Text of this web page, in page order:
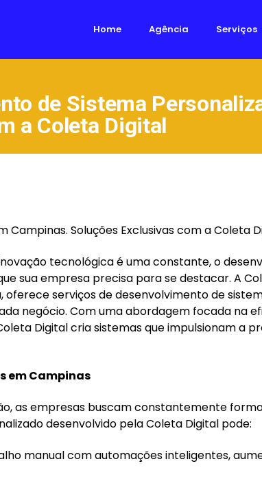
Home Agência Serviços
de Sistema
a Coleta Digital
Soluções Exclusivas com a Coleta
tecnológica é uma constante, o
sua empresa precisa para se destacar. A
oferece serviços de desenvolvimento de
negócio. Com uma abordagem focada na
Digital cria sistemas que impulsionam a
em Campinas
as empresas buscam constantemente
desenvolvido pela Coleta Digital pode:
manual com automações inteligentes,